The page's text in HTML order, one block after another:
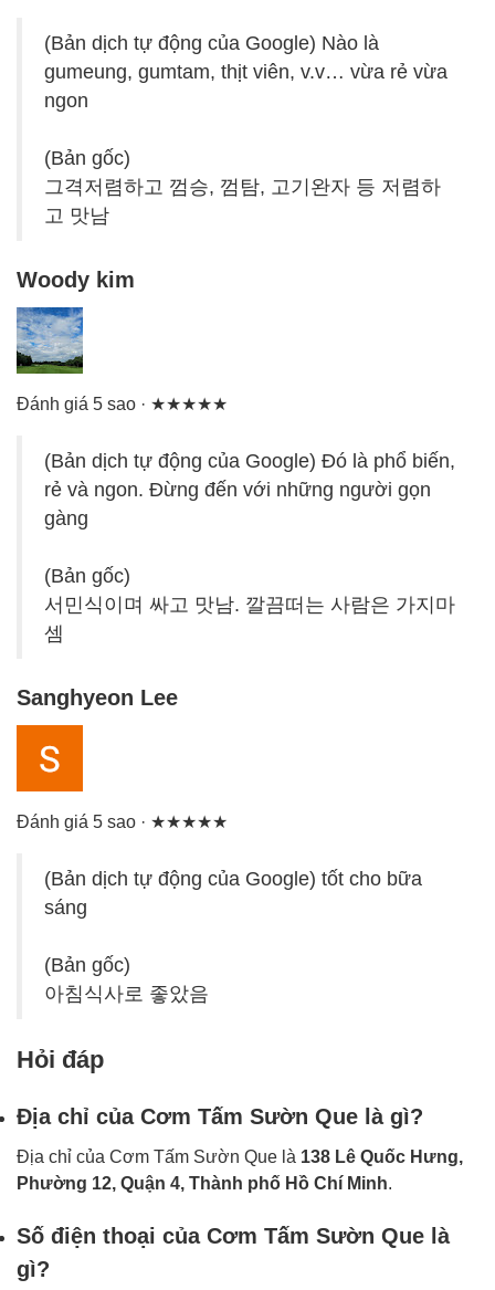
(Bản dịch tự động của Google) Nào là
gumeung, gumtam, thịt viên, v.v… vừa rẻ vừa
ngon
(Bản gốc)
그격저렴하고 껌승, 껌탐, 고기완자 등 저렴하
고 맛남
Woody kim
Đánh giá 5 sao · ★★★★★
(Bản dịch tự động của Google) Đó là phổ biến,
rẻ và ngon. Đừng đến với những người gọn
gàng
(Bản gốc)
서민식이며 싸고 맛남. 깔끔떠는 사람은 가지마
셈
Sanghyeon Lee
Đánh giá 5 sao · ★★★★★
(Bản dịch tự động của Google) tốt cho bữa
sáng
(Bản gốc)
아침식사로 좋았음
Hỏi đáp
Địa chỉ của Cơm Tấm Sườn Que là gì?
Địa chỉ của Cơm Tấm Sườn Que là 138 Lê Quốc Hưng,
Phường 12, Quận 4, Thành phố Hồ Chí Minh.
Số điện thoại của Cơm Tấm Sườn Que là
gì?